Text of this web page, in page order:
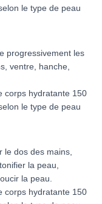
le type de peau
progressivement les
ventre, hanche,
corps hydratante 150
le type de peau
le dos des mains,
la peau,
la peau.
corps hydratante 150